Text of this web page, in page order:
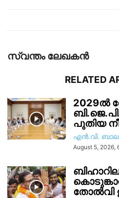
സ്വന്തം ലേഖകന്‍
RELATED
2029ൽ
പുതിയ
എൻ.വി.
August 5, 2026,
തോൽവി